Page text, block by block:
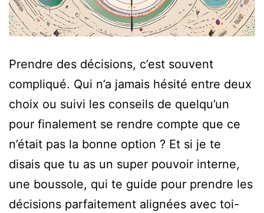
Prendre des décisions, c’est souvent
compliqué. Qui n’a jamais hésité entre deux
choix ou suivi les conseils de quelqu’un
pour finalement se rendre compte que ce
n’était pas la bonne option ? Et si je te
disais que tu as un super pouvoir interne,
une boussole, qui te guide pour prendre les
décisions parfaitement alignées avec toi-